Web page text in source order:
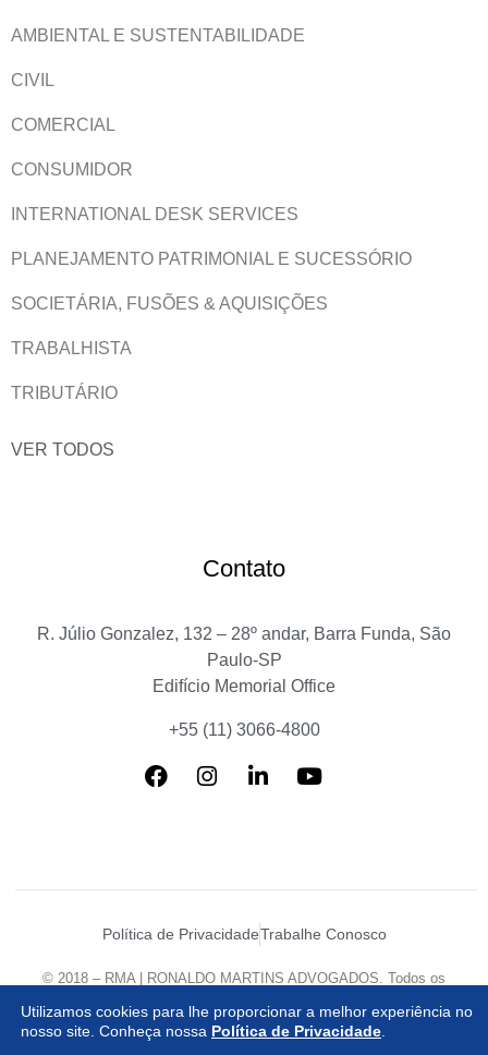
AMBIENTAL E SUSTENTABILIDADE
CIVIL
COMERCIAL
CONSUMIDOR
INTERNATIONAL DESK SERVICES
PLANEJAMENTO PATRIMONIAL E SUCESSÓRIO
SOCIETÁRIA, FUSÕES & AQUISIÇÕES
TRABALHISTA
TRIBUTÁRIO
VER TODOS
Contato
R. Júlio Gonzalez, 132 – 28º andar, Barra Funda, São
Paulo-SP
Edifício Memorial Office
+55 (11) 3066-4800
© 2018 – RMA | RONALDO MARTINS ADVOGADOS. Todos os
Desenvolvido porAgência Mazzanti
Política de PrivacidadeTrabalhe Conosco
Utilizamos cookies para lhe proporcionar a melhor experiência no
nosso site. Conheça nossa Política de Privacidade